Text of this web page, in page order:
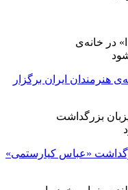
هنرمندان ایران برگزار
«عباس کیارستمی»